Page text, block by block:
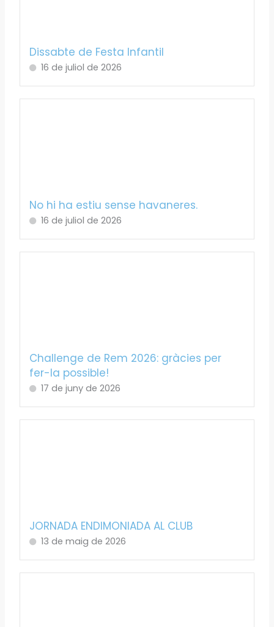
Dissabte de Festa Infantil
16 de juliol de 2026
No hi ha estiu sense havaneres.
16 de juliol de 2026
Challenge de Rem 2026: gràcies per
fer-la possible!
17 de juny de 2026
JORNADA ENDIMONIADA AL CLUB
13 de maig de 2026